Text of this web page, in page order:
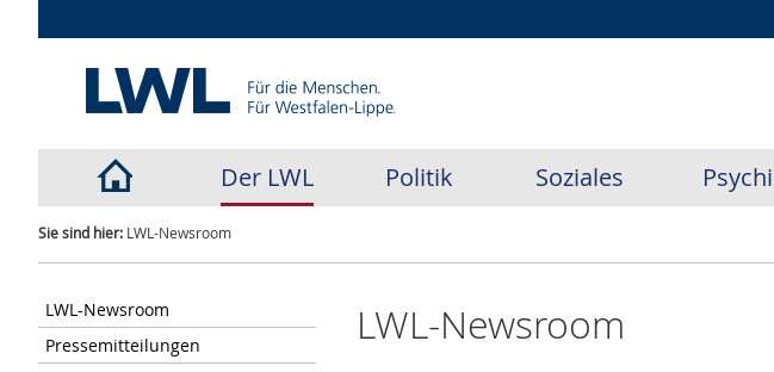
Der LWL Politik Soziales
Sie sind hier: LWL-Newsroom
LWL-Newsroom
Pressemitteilungen
LWL-Newsroom